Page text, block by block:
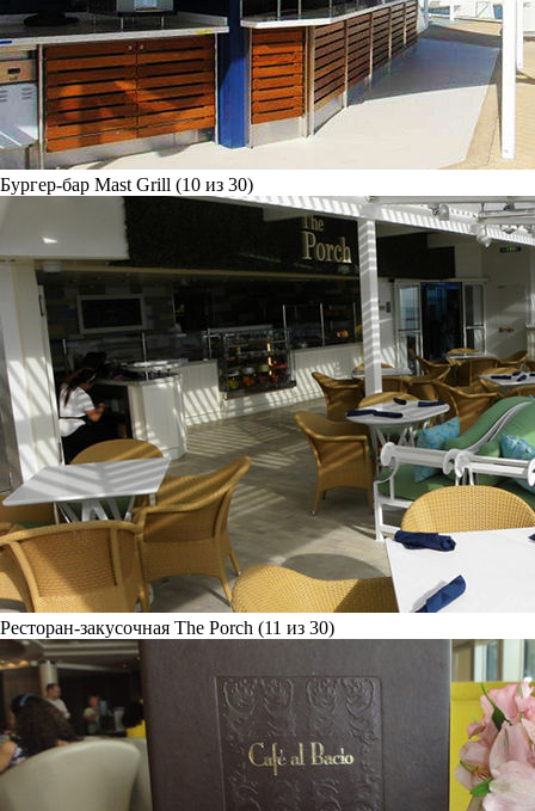
Бургер-бар Mast Grill (10 из 30)
Ресторан-закусочная The Porch (11 из 30)